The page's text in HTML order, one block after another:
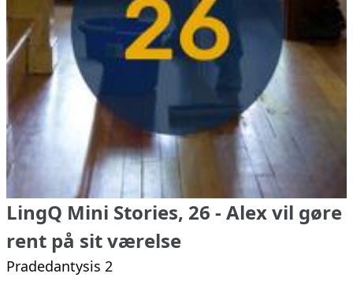
LingQ Mini Stories, 26 - Alex vil gøre
rent på sit værelse
Pradedantysis 2